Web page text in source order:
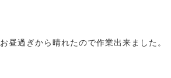
お昼過ぎから晴れたので作業出来ました。